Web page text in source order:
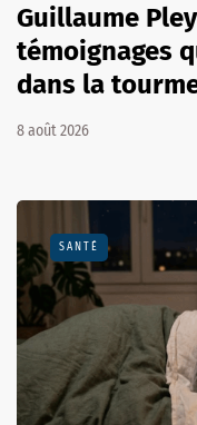
Guillaume
témoignages
dans la
8 août 2026
SANTÉ